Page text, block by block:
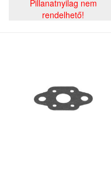
Pillanatnyilag nem
rendelhető!